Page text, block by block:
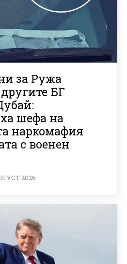
за Ружа
БГ
шефа на
наркомафия
с военен
2026